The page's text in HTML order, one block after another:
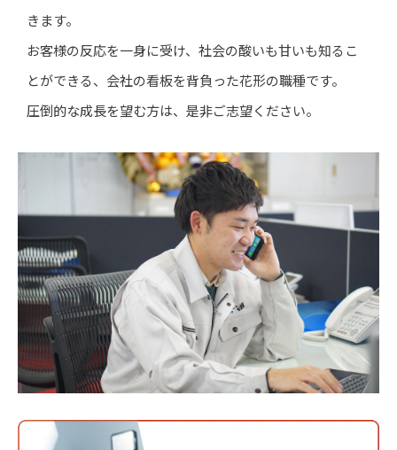
きます。
お客様の反応を一身に受け、社会の酸いも甘いも知るこ
とができる、会社の看板を背負った花形の職種です。
圧倒的な成長を望む方は、是非ご志望ください。